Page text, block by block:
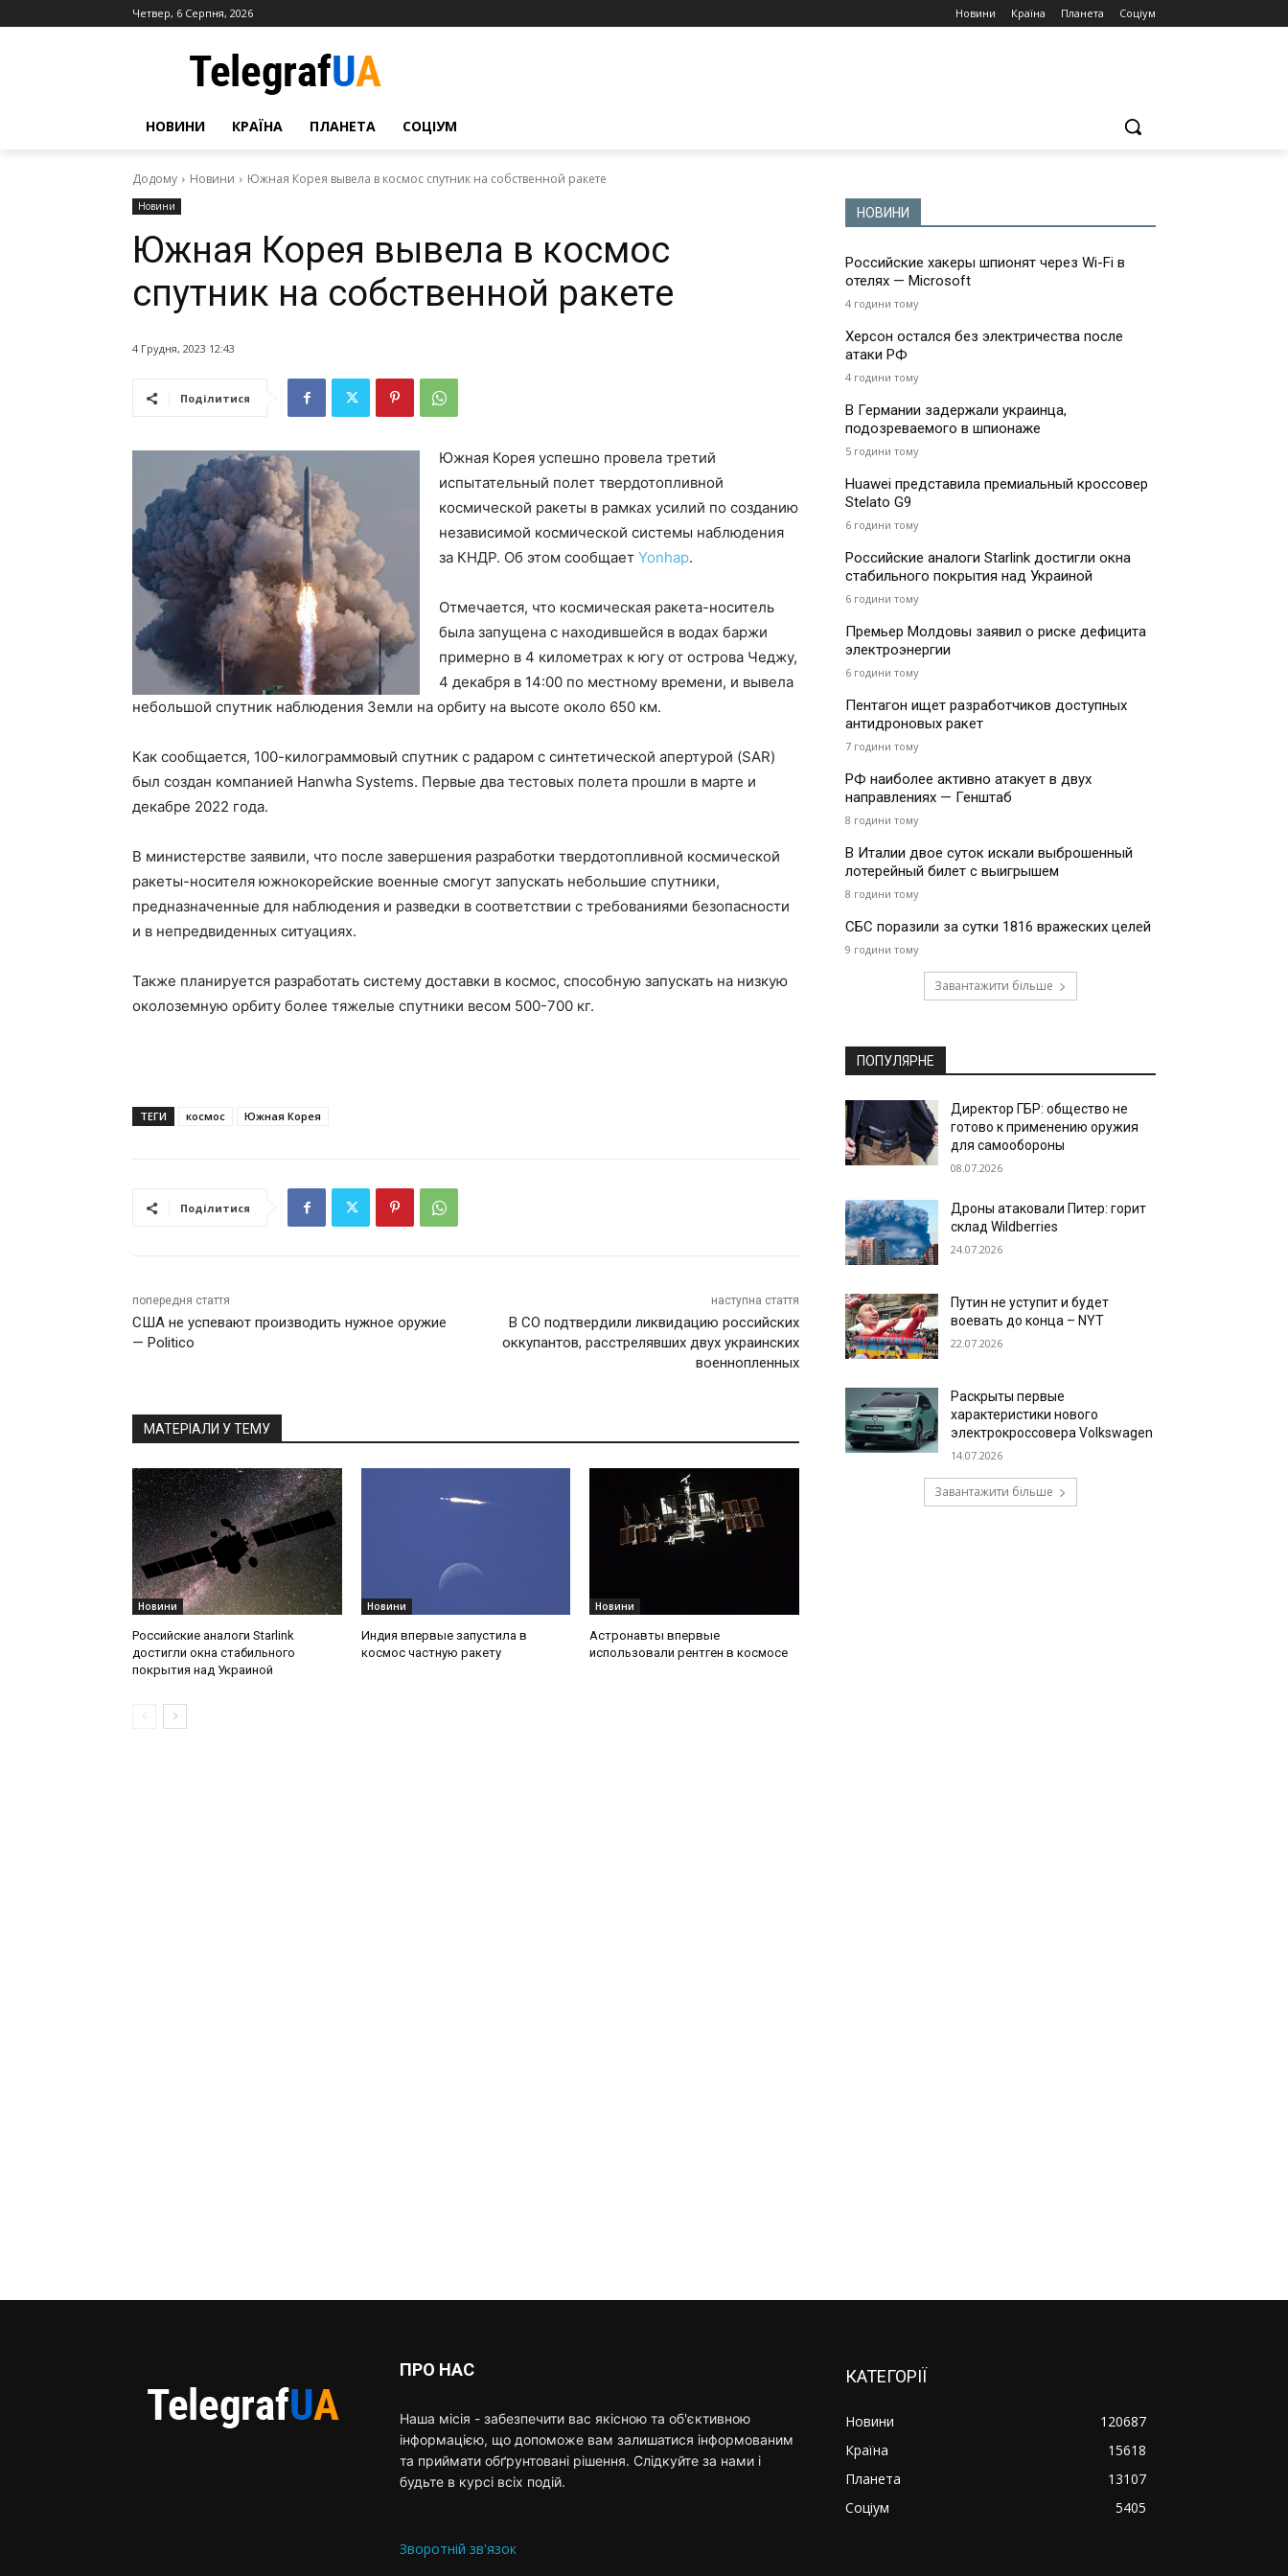
Четвер, 6 Серпня, 2026 Новини Країна Планета Соціум
НОВИНИ КРАЇНА ПЛАНЕТА СОЦІУМ
Додому Новини Южная Корея вывела в космос спутник на собственной ракете
Новини
Южная Корея вывела в космос
спутник на собственной ракете
4 Грудня, 2023 12:43
Поділитися
Южная Корея успешно провела третий
испытательный полет твердотопливной
космической ракеты в рамках усилий по созданию
независимой космической системы наблюдения
за КНДР. Об этом сообщает Yonhap.
Отмечается, что космическая ракета-носитель
была запущена с находившейся в водах баржи
примерно в 4 километрах к югу от острова Чеджу,
4 декабря в 14:00 по местному времени, и вывела
небольшой спутник наблюдения Земли на орбиту на высоте около 650 км.
Как сообщается, 100-килограммовый спутник с радаром с синтетической апертурой (SAR)
был создан компанией Hanwha Systems. Первые два тестовых полета прошли в марте и
декабре 2022 года.
В министерстве заявили, что после завершения разработки твердотопливной космической
ракеты-носителя южнокорейские военные смогут запускать небольшие спутники,
предназначенные для наблюдения и разведки в соответствии с требованиями безопасности
и в непредвиденных ситуациях.
Также планируется разработать систему доставки в космос, способную запускать на низкую
околоземную орбиту более тяжелые спутники весом 500-700 кг.
ТЕГИ космос Южная Корея
Поділитися
попередня стаття
США не успевают производить нужное оружие
— Politico
наступна стаття
В СО подтвердили ликвидацию российских
оккупантов, расстрелявших двух украинских
военнопленных
МАТЕРІАЛИ У ТЕМУ
Новини
Российские аналоги Starlink
достигли окна стабильного
покрытия над Украиной
Новини
Индия впервые запустила в
космос частную ракету
Новини
Астронавты впервые
использовали рентген в космосе
НОВИНИ
Российские хакеры шпионят через Wi-Fi в
отелях — Microsoft
4 години тому
Херсон остался без электричества после
атаки РФ
4 години тому
В Германии задержали украинца,
подозреваемого в шпионаже
5 години тому
Huawei представила премиальный кроссовер
Stelato G9
6 години тому
Российские аналоги Starlink достигли окна
стабильного покрытия над Украиной
6 години тому
Премьер Молдовы заявил о риске дефицита
электроэнергии
6 години тому
Пентагон ищет разработчиков доступных
антидроновых ракет
7 години тому
РФ наиболее активно атакует в двух
направлениях — Генштаб
8 години тому
В Италии двое суток искали выброшенный
лотерейный билет с выигрышем
8 години тому
СБС поразили за сутки 1816 вражеских целей
9 години тому
Завантажити більше
ПОПУЛЯРНЕ
Директор ГБР: общество не
готово к применению оружия
для самообороны
08.07.2026
Дроны атаковали Питер: горит
склад Wildberries
24.07.2026
Путин не уступит и будет
воевать до конца – NYT
22.07.2026
Раскрыты первые
характеристики нового
электрокроссовера Volkswagen
14.07.2026
Завантажити більше
ПРО НАС
Наша місія - забезпечити вас якісною та об'єктивною
інформацією, що допоможе вам залишатися інформованим
та приймати обґрунтовані рішення. Слідкуйте за нами і
будьте в курсі всіх подій.
Зворотній зв'язок
КАТЕГОРІЇ
Новини
120687
Країна
15618
Планета
13107
Соціум
5405